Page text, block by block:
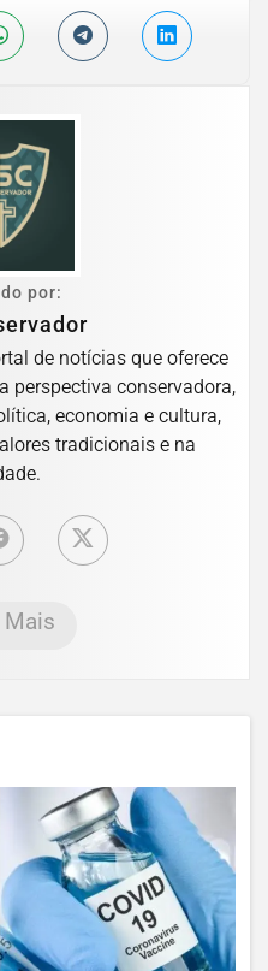
por:
de notícias que oferece
perspectiva conservadora,
economia e cultura,
tradicionais e na
Mais